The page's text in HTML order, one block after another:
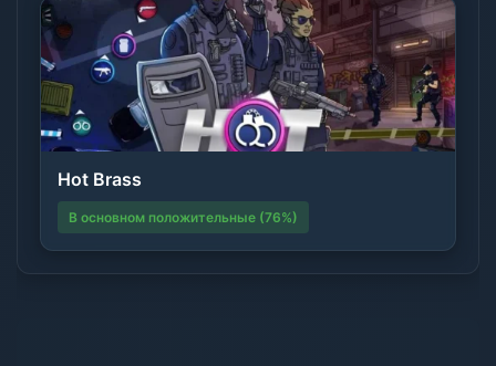
Hot Brass
В основном положительные (76%)